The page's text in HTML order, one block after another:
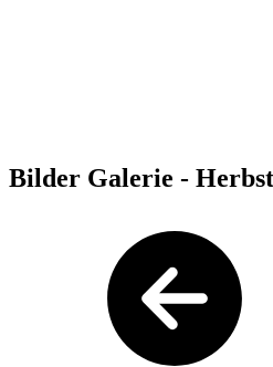
Bilder Galerie -